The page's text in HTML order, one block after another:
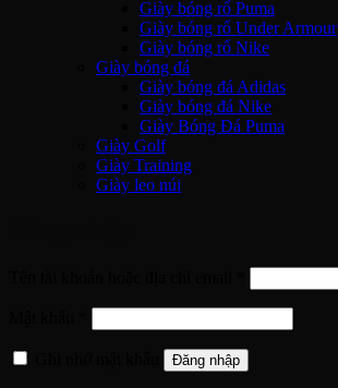
Giày bóng rổ Puma
Giày bóng rổ Under Armour
Giày bóng rổ Nike
Giày bóng đá
Giày bóng đá Adidas
Giày bóng đá Nike
Giày Bóng Đá Puma
Giày Golf
Giày Training
Giày leo núi
buộc
buộc
Đăng nhập